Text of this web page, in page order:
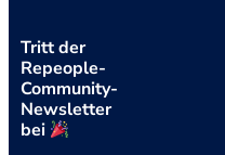
Tritt der
Repeople-
Community-
Newsletter
bei